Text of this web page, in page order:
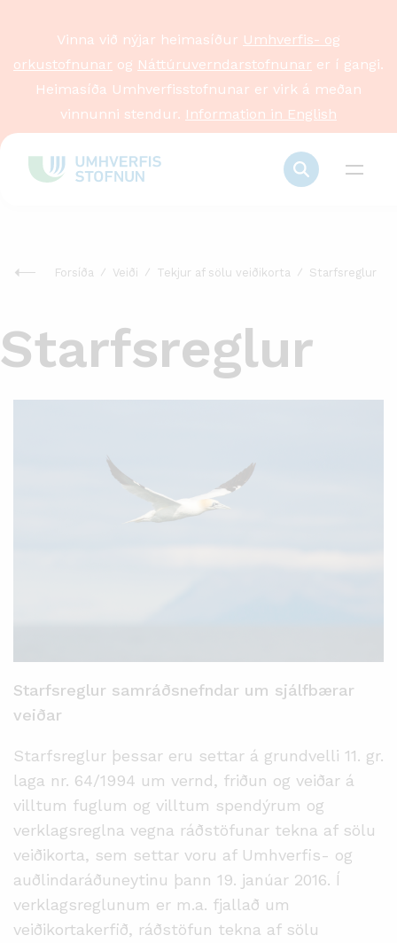
Vinna við nýjar heimasíður Umhverfis- og
orkustofnunar og Náttúruverndarstofnunar er í gangi.
Heimasíða Umhverfisstofnunar er virk á meðan
vinnunni stendur. Information in English
Forsíða Veiði Tekjur af sölu veiðikorta Starfsreglur
Starfsreglur
Starfsreglur samráðsnefndar um sjálfbærar
veiðar
Starfsreglur þessar eru settar á grundvelli 11. gr.
laga nr. 64/1994 um vernd, friðun og veiðar á
villtum fuglum og villtum spendýrum og
verklagsreglna vegna ráðstöfunar tekna af sölu
veiðikorta, sem settar voru af Umhverfis- og
auðlindaráðuneytinu þann 19. janúar 2016. Í
verklagsreglunum er m.a. fjallað um
veiðikortakerfið, ráðstöfun tekna af sölu